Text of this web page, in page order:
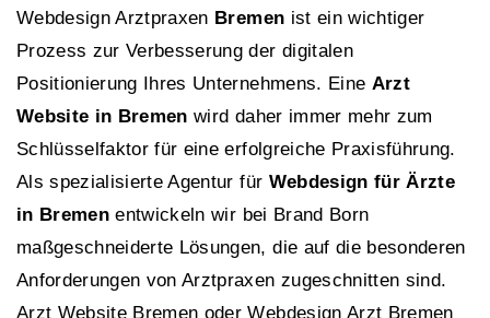
Webdesign Arztpraxen Bremen ist ein wichtiger
Prozess zur Verbesserung der digitalen
Positionierung Ihres Unternehmens. Eine Arzt
Website in Bremen wird daher immer mehr zum
Schlüsselfaktor für eine erfolgreiche Praxisführung.
Als spezialisierte Agentur für Webdesign für Ärzte
in Bremen entwickeln wir bei Brand Born
maßgeschneiderte Lösungen, die auf die besonderen
Anforderungen von Arztpraxen zugeschnitten sind.
Arzt Website Bremen oder Webdesign Arzt Bremen